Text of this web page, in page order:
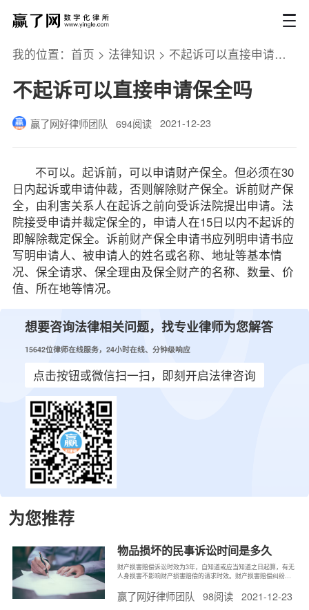
我的位置： 首页 > 法律知识 > 不起诉可以直接申请保全吗
不起诉可以直接申请保全吗
赢了网好律师团队 694阅读 2021-12-23
不可以。起诉前，可以申请财产保全。但必须在30
日内起诉或申请仲裁，否则解除财产保全。诉前财产保
全，由利害关系人在起诉之前向受诉法院提出申请。法
院接受申请并裁定保全的，申请人在15日以内不起诉的
即解除裁定保全。诉前财产保全申请书应列明申请书应
写明申请人、被申请人的姓名或名称、地址等基本情
况、保全请求、保全理由及保全财产的名称、数量、价
值、所在地等情况。
想要咨询法律相关问题，找专业律师为您解答
15642位律师在线服务，24小时在线、分钟级响应
点击按钮或微信扫一扫，即刻开启法律咨询
为您推荐
物品损坏的民事诉讼时间是多久
财产损害赔偿诉讼时效为3年，自知道或应当知道之日起算，有无
人身损害不影响财产损害赔偿的请求时效。财产损害赔偿纠纷要
产所在地人民法院专属管辖。动产的损害赔偿纠纷，适用一般地
域管辖，一般由造成动产损毁的侵权行为实施地或者被告的住所
赢了网好律师团队 98阅读 2021-12-23